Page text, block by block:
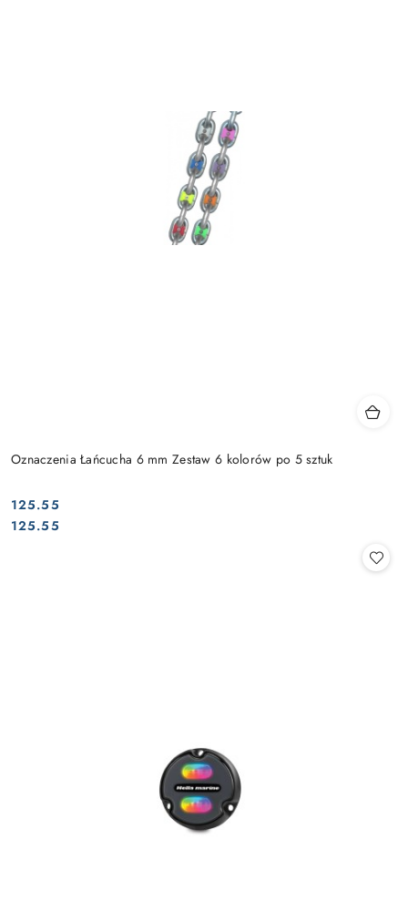
Oznaczenia Łańcucha 6 mm Zestaw 6 kolorów po 5 sztuk
Cena:
125.55
Cena:
125.55